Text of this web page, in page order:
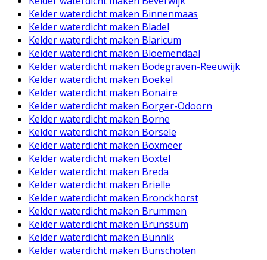
Kelder waterdicht maken Binnenmaas
Kelder waterdicht maken Bladel
Kelder waterdicht maken Blaricum
Kelder waterdicht maken Bloemendaal
Kelder waterdicht maken Bodegraven-Reeuwijk
Kelder waterdicht maken Boekel
Kelder waterdicht maken Bonaire
Kelder waterdicht maken Borger-Odoorn
Kelder waterdicht maken Borne
Kelder waterdicht maken Borsele
Kelder waterdicht maken Boxmeer
Kelder waterdicht maken Boxtel
Kelder waterdicht maken Breda
Kelder waterdicht maken Brielle
Kelder waterdicht maken Bronckhorst
Kelder waterdicht maken Brummen
Kelder waterdicht maken Brunssum
Kelder waterdicht maken Bunnik
Kelder waterdicht maken Bunschoten